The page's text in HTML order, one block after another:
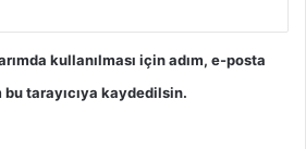
kullanılması için adım, e-posta
tarayıcıya kaydedilsin.